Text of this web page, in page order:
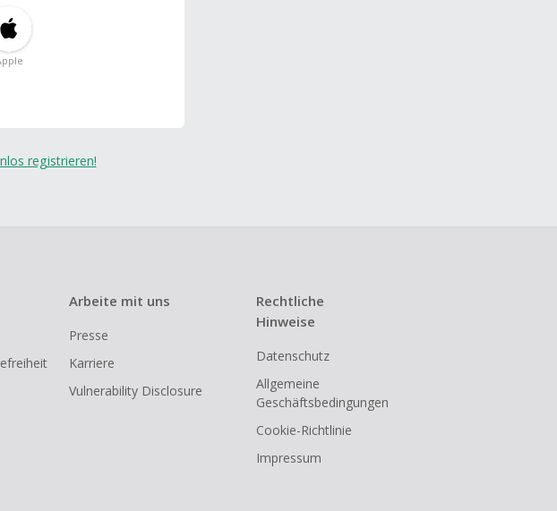
registrieren!
Arbeite mit uns
Presse
Karriere
Vulnerability Disclosure
Rechtliche
Hinweise
Datenschutz
Allgemeine
Geschäftsbedingungen
Cookie-Richtlinie
Impressum